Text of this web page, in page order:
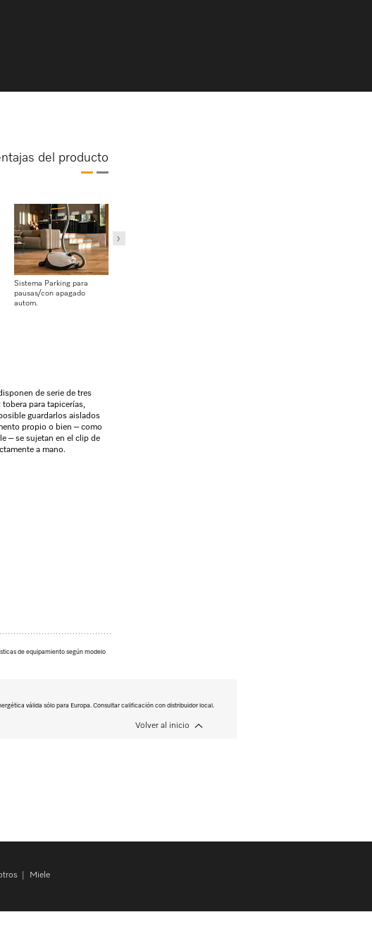
del producto
Sistema Parking para
pausas/con apagado
autom.
de serie de tres
para tapicerías,
guardarlos aislados
propio o bien – como
– se sujetan en el clip de
a mano.
de equipamiento según modelo
válida sólo para Europa. Consultar calificación con distribuidor local.
Volver al inicio
Miele